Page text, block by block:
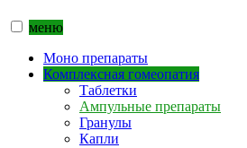
меню
Моно препараты
Комплексная гомеопатия
Таблетки
Ампульные препараты
Гранулы
Капли